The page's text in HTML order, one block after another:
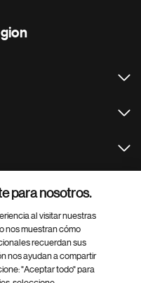
para nosotros.
al visitar nuestras
nos muestran cómo
recuerdan sus
nos ayudan a compartir
"Aceptar todo" para